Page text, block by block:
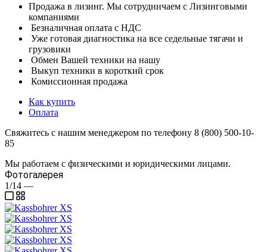
Продажа в лизинг. Мы сотрудничаем с Лизинговыми
компаниями
Безналичная оплата с НДС
Уже готовая диагностика на все седельные тягачи и
грузовики
Обмен Вашей техники на нашу
Выкуп техники в короткий срок
Комиссионная продажа
Как купить
Оплата
Свяжитесь с нашим менеджером по телефону 8 (800) 500-10-
85
Мы работаем с физическими и юридическими лицами.
Фотогалерея
1/14 —